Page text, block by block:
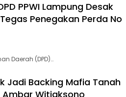
PPWI Lampung Desak
Penegakan Perda No
Daerah (DPD)…
Jadi Backing Mafia Tanah
Ambar Witjaksono